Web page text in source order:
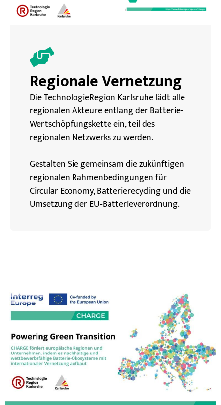
Regionale Vernetzung
Die TechnologieRegion Karlsruhe lädt alle
regionalen Akteure entlang der Batterie-
Wertschöpfungskette ein, teil des
regionalen Netzwerks zu werden.
Gestalten Sie gemeinsam die zukünftigen
regionalen Rahmenbedingungen für
Circular Economy, Batterierecycling und die
Umsetzung der EU‑Batterieverordnung.